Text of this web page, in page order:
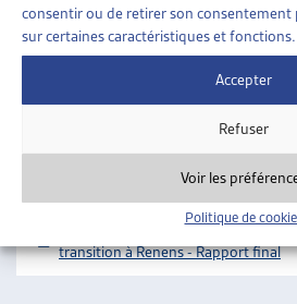
consentir ou de retirer son
sur certaines caractéristiques et fonctions.
Accepter
Refuser
Voir les
Politique de
LE LOGEMENT DE
À SOI » DANS LES INTERSTICES
résidentielle un refuge et une
différents logements de [...]
Dossier du mois
transition à Renens - Rapport final